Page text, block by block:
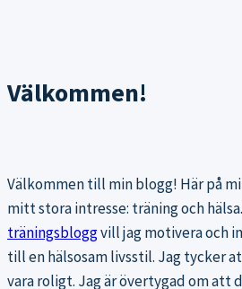
Välkommen!
Välkommen till min blogg! Här på
mitt stora intresse: träning och
träningsbloggvill jag motivera och
till en hälsosam livsstil. Jag tycker
vara roligt. Jag är övertygad om att